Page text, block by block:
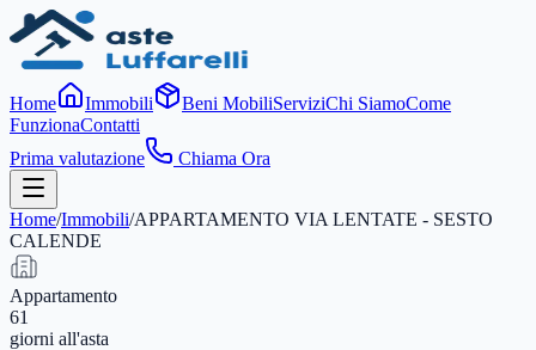
Home Immobili Beni MobiliServiziChi SiamoCome
FunzionaContatti
Prima valutazione
Chiama Ora
Home/Immobili/APPARTAMENTO VIA LENTATE - SESTO
CALENDE
Appartamento
61
giorni all'asta